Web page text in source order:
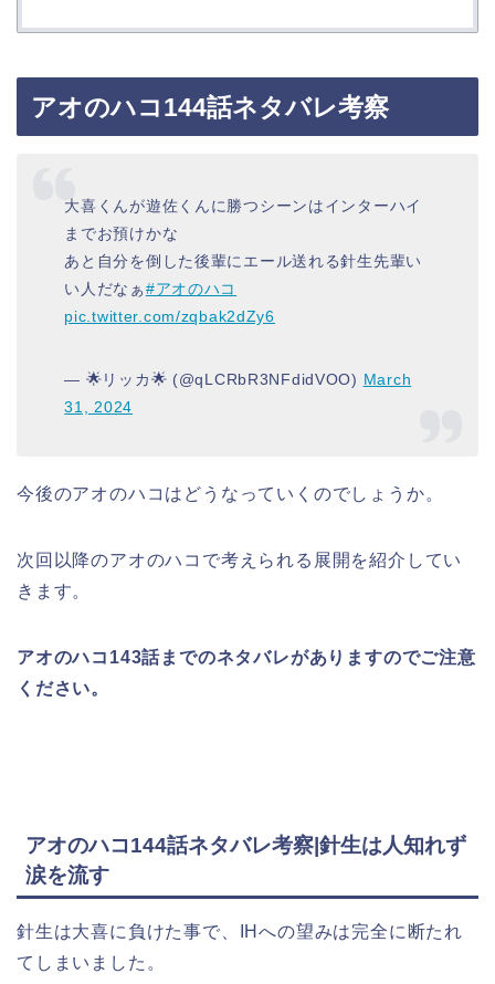
アオのハコ144話ネタバレ考察
大喜くんが遊佐くんに勝つシーンはインターハイ
までお預けかな
あと自分を倒した後輩にエール送れる針生先輩い
い人だなぁ#アオのハコ
pic.twitter.com/zqbak2dZy6
— 🌟リッカ🌟 (@qLCRbR3NFdidVOO) March
31, 2024
今後のアオのハコはどうなっていくのでしょうか。
次回以降のアオのハコで考えられる展開を紹介してい
きます。
アオのハコ143話までのネタバレがありますのでご注意
ください。
アオのハコ144話ネタバレ考察|針生は人知れず
涙を流す
針生は大喜に負けた事で、IHへの望みは完全に断たれ
てしまいました。